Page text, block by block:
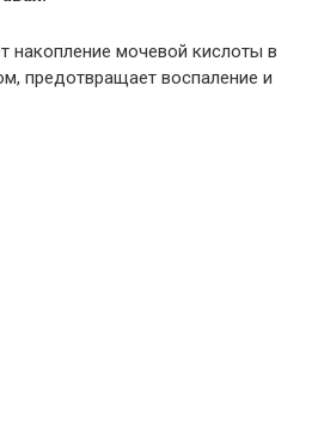
накопление мочевой кислоты в
предотвращает воспаление и